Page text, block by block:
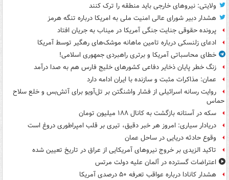
ولایتی: نیروهای خارجی باید منطقه را ترک کنند
هشدار دبیر شورای عالی امنیت ملی به امریکا درباره تنگه هرمز
پرونده حقوقی جنایت جنگی آمریکا در میناب به جریان افتاد
ادعای زلنسکی درباره تامین ماهانه موشک‌های رهگیر توسط آمریکا
خطای محاسباتی آمریکا و برتری راهبردی جمهوری اسلامی!
زنگ خطر پایان ذخایر دفاعی کشورهای خلیج فارس هم به صدا درآمد
عمان: مذاکرات مثبت و سازنده با ایران ادامه دارد
روایت رسانه اسرائیلی از فشار واشنگتن بر تل‌آویو برای آتش‌بس و خلع سلاح
حماس
سکه در آستانه بازگشت به کانال ۱۸۸ میلیون تومان
دریادار سیاری: امروز هر خبر دقیق، تیری بر قلب امپراطوری دروغ است
وقوع حادثه دریایی در ساحل عمان
تاکید الزیدی بر خروج نیروهای آمریکایی از عراق در تاریخ تعیین شده
اعتراضات گسترده در آلمان علیه دولت مرتس
هشدار کانادا درباره عواقب تعرفه ۵۰ درصدی آمریکا